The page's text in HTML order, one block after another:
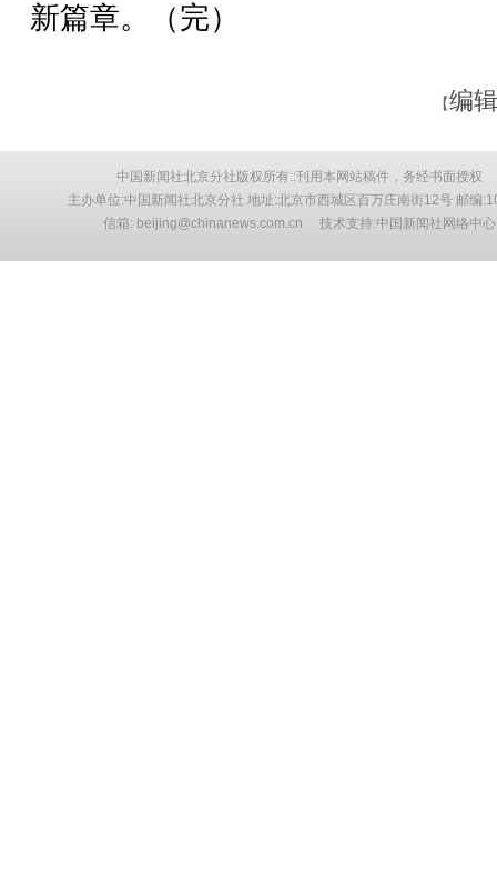
新篇章。（完）
【编
中国新闻社北京分社版权所有::刊用本网站稿件，务经书面授权
主办单位:中国新闻社北京分社 地址:北京市西城区百万庄南街12号 邮编
信箱: beijing@chinanews.com.cn 技术支持:中国新闻社网络中心